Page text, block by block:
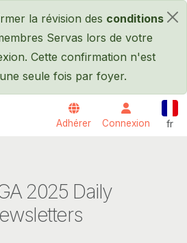
Passer au contenu principal
×
la révision des conditions
Servas lors de votre
Cette confirmation n'est
seule fois par foyer.
Adhérer Connexion fr
2025 Daily